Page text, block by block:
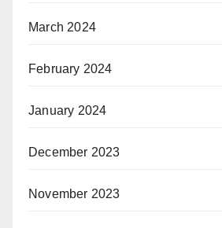
March 2024
February 2024
January 2024
December 2023
November 2023